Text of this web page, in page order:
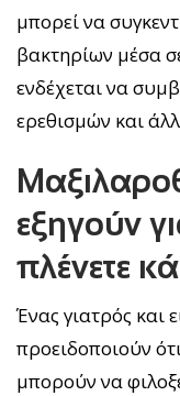
μπορεί να
βακτηρίων μέσα
ενδέχεται να
ερεθισμών και
εξηγούν
πλένετε
Ένας γιατρός και
προειδοποιούν
μπορούν να